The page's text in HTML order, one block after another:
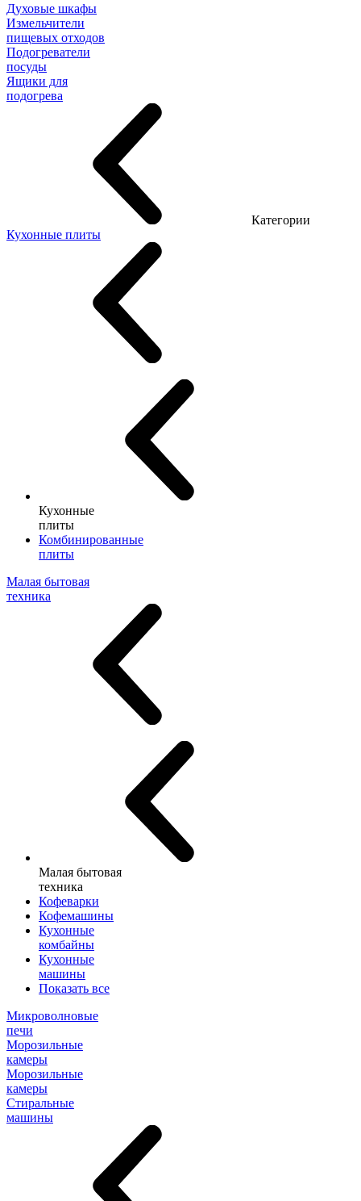
Духовые шкафы
Измельчители
пищевых отходов
Подогреватели
посуды
Ящики для
подогрева
Категории
Кухонные плиты
Кухонные
плиты
Комбинированные
плиты
Малая бытовая
техника
Малая бытовая
техника
Кофеварки
Кофемашины
Кухонные
комбайны
Кухонные
машины
Показать все
Микроволновые
печи
Морозильные
камеры
Морозильные
камеры
Стиральные
машины